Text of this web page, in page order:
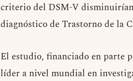
criterio del DSM-V
diagnóstico de Trastorno de la
El estudio, financiado en parte
líder a nivel mundial en